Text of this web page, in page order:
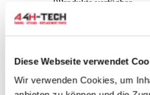
Diese Webseite verwendet
Wir verwenden Cookies, um
0Produkte verfügbar
Stabilisator & Zubehör
0Produkte verfügbar
Kugeln & Abdeckungen
Radlagern & Naben
0Produkte verfügbar
Räder und Zubehör